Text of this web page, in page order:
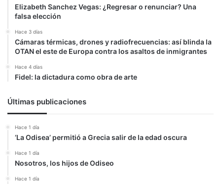
Elizabeth Sanchez Vegas: ¿Regresar o renunciar? Una
falsa elección
Hace 3 días
Cámaras térmicas, drones y radiofrecuencias: así blinda la
OTAN el este de Europa contra los asaltos de inmigrantes
Hace 4 días
Fidel: la dictadura como obra de arte
Últimas publicaciones
Hace 1 día
‘La Odisea’ permitió a Grecia salir de la edad oscura
Hace 1 día
Nosotros, los hijos de Odiseo
Hace 1 día